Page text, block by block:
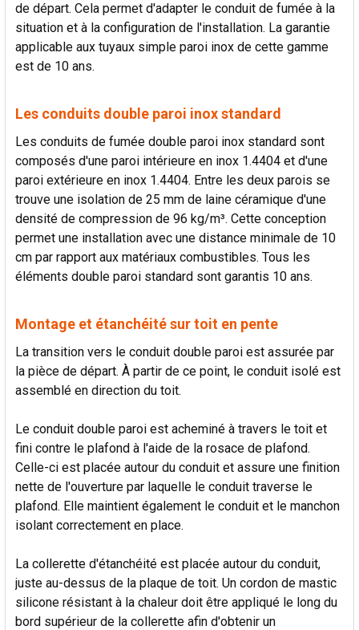
de départ. Cela permet d'adapter le conduit de fumée à la
situation et à la configuration de l'installation. La garantie
applicable aux tuyaux simple paroi inox de cette gamme
est de 10 ans.
Les conduits double paroi inox standard
Les conduits de fumée double paroi inox standard sont
composés d'une paroi intérieure en inox 1.4404 et d'une
paroi extérieure en inox 1.4404. Entre les deux parois se
trouve une isolation de 25 mm de laine céramique d'une
densité de compression de 96 kg/m³. Cette conception
permet une installation avec une distance minimale de 10
cm par rapport aux matériaux combustibles. Tous les
éléments double paroi standard sont garantis 10 ans.
Montage et étanchéité sur toit en pente
La transition vers le conduit double paroi est assurée par
la pièce de départ. À partir de ce point, le conduit isolé est
assemblé en direction du toit.
Le conduit double paroi est acheminé à travers le toit et
fini contre le plafond à l'aide de la rosace de plafond.
Celle-ci est placée autour du conduit et assure une finition
nette de l'ouverture par laquelle le conduit traverse le
plafond. Elle maintient également le conduit et le manchon
isolant correctement en place.
La collerette d'étanchéité est placée autour du conduit,
juste au-dessus de la plaque de toit. Un cordon de mastic
silicone résistant à la chaleur doit être appliqué le long du
bord supérieur de la collerette afin d'obtenir un